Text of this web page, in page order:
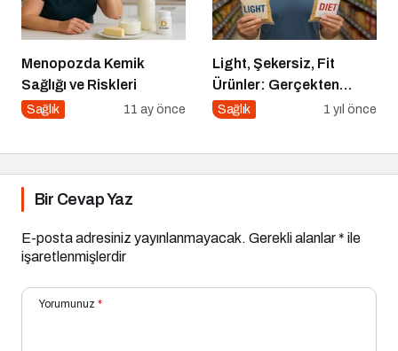
Menopozda Kemik
Sağlığı ve Riskleri
Sağlık 11 ay önce
Light, Şekersiz, Fit
Ürünler: Gerçekten
Daha Sağlıklı mı?
Sağlık 1 yıl önce
Bir Cevap Yaz
E-posta adresiniz yayınlanmayacak. Gerekli alanlar* ile
işaretlenmişlerdir
Yorumunuz *